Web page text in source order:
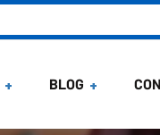
BLOG